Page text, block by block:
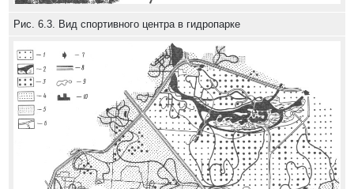
Рис. 6.3. Вид спортивного центра в гидропарке